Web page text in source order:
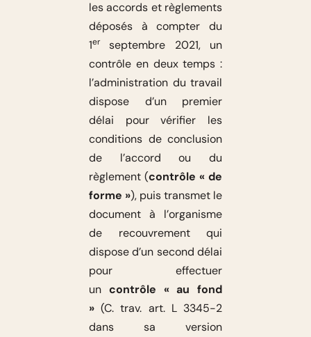
les accords et règlements
déposés à compter du
1erseptembre 2021, un
contrôle en deux temps :
l’administration du travail
dispose d’un premier
délai pour vérifier les
conditions de conclusion
de l’accord ou du
règlement (contrôle « de
forme »), puis transmet le
document à l’organisme
de recouvrement qui
dispose d’un second délai
pour effectuer
un contrôle « au fond
»(C. trav. art. L 3345-2
dans sa version